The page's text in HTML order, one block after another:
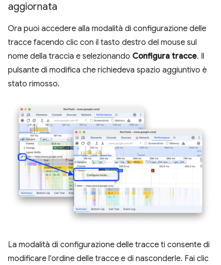
aggiornata
Ora puoi accedere alla modalità di configurazione delle
tracce facendo clic con il tasto destro del mouse sul
nome della traccia e selezionando Configura tracce. Il
pulsante di modifica che richiedeva spazio aggiuntivo è
stato rimosso.
La modalità di configurazione delle tracce ti consente di
modificare l'ordine delle tracce e di nasconderle. Fai clic